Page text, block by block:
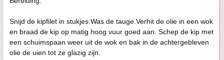
Snijd de kipfilet in stukjes.Was de tauge.Verhit de olie in een wok
en braad de kip op matig hoog vuur goed aan. Schep de kip met
een schuimspaan weer uit de wok en bak in de achtergebleven
olie de uien tot ze glazig zijn.